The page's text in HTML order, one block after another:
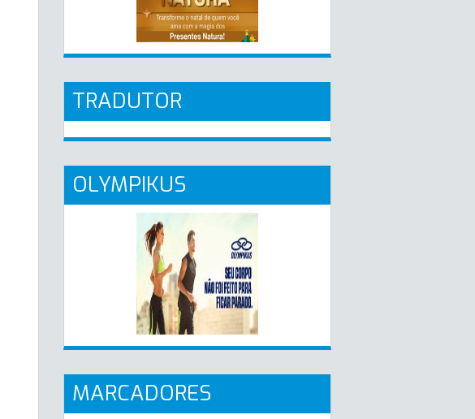
TRADUTOR
OLYMPIKUS
MARCADORES